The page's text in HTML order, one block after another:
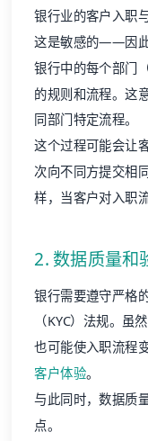
银行业的客户入职
这是敏感的——因此
银行中的每个部门
的规则和流程。这
同部门特定流程。
这个过程可能会让
次向不同方提交相
样，当客户对入职
2. 数据质量和
银行需要遵守严格
（KYC）法规。虽
也可能使入职流程
客户体验。
与此同时，数据质
点。